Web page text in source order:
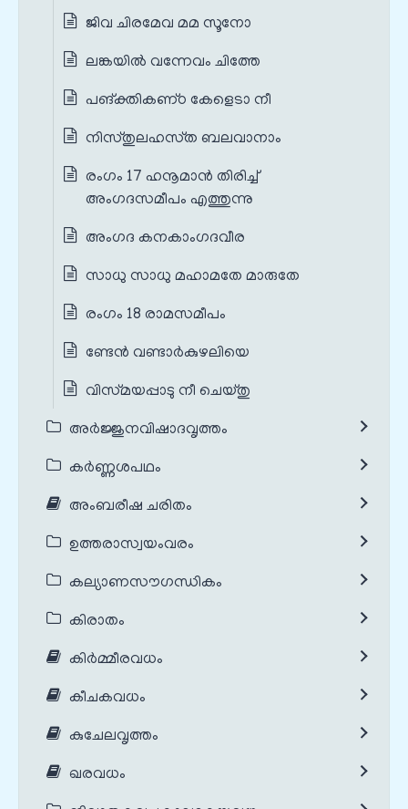
ജിവ ചിരമേവ മമ സൂനോ
ലങ്കയില്‍ വന്നേവം ചിത്തേ
പങ്‌ക്തികണ്‌ഠ കേളെടാ നീ
നിസ്‌തുലഹസ്‌ത ബലവാനാം
രംഗം 17 ഹനൂമാൻ തിരിച്ച്
അംഗദസമീപം എത്തുന്നു
അംഗദ കനകാംഗദവീര
സാധു സാധു മഹാമതേ മാരുതേ
രംഗം 18 രാമസമീപം
ണ്ടേന്‍ വണ്ടാര്‍കുഴലിയെ
വിസ്‌മയപ്പാടു നീ ചെയ്‌തു
അർജ്ജുനവിഷാദവൃത്തം
കർണ്ണശപഥം
അംബരീഷ ചരിതം
ഉത്തരാസ്വയംവരം
കല്യാണസൗഗന്ധികം
കിരാതം
കിർമ്മീരവധം
കീചകവധം
കുചേലവൃത്തം
ഖരവധം